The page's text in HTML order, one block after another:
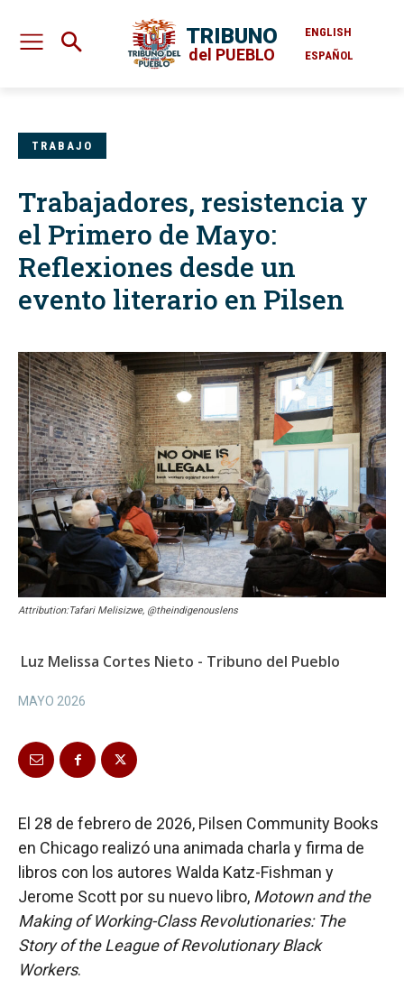
TRIBUNO
del PUEBLO
ENGLISH
ESPAÑOL
TRABAJO
Trabajadores, resistencia y
el Primero de Mayo:
Reflexiones desde un
evento literario en Pilsen
Attribution:Tafari Melisizwe, @theindigenouslens
Luz Melissa Cortes Nieto - Tribuno del Pueblo
MAYO 2026
El 28 de febrero de 2026, Pilsen Community Books
en Chicago realizó una animada charla y firma de
libros con los autores Walda Katz-Fishman y
Jerome Scott por su nuevo libro, Motown and the
Making of Working-Class Revolutionaries: The
Story of the League of Revolutionary Black
Workers.